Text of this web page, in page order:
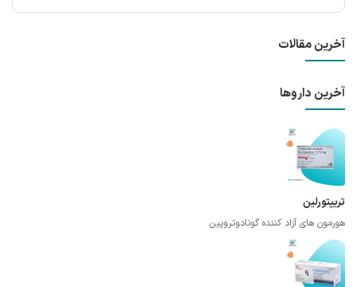
آخرین مقالات
آخرین داروها
تریپتورلین
هورمون های آزاد کننده گونادوتروپین